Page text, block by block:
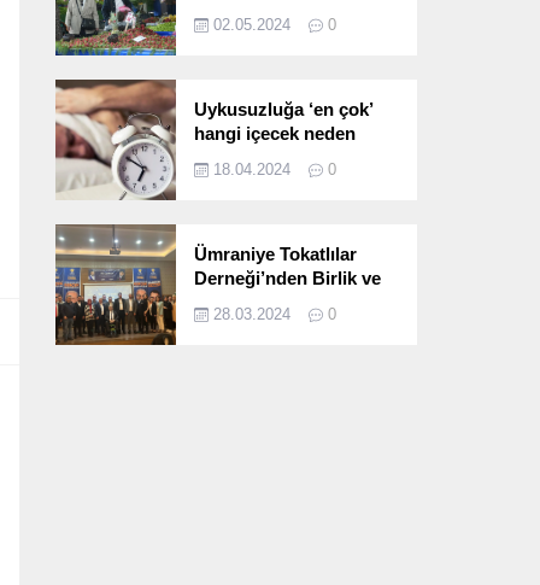
02.05.2024 0
Uykusuzluğa ‘en çok’
hangi içecek neden
18.04.2024 0
Ümraniye Tokatlılar
Derneği’nden Birlik ve
Programı
28.03.2024 0